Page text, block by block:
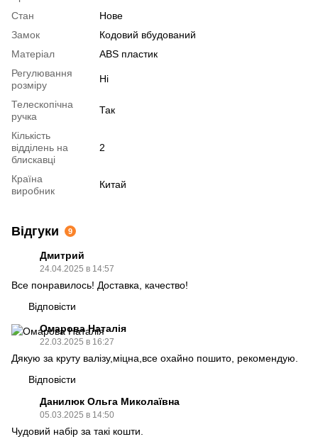
Стан
Нове
Замок
Кодовий вбудований
Матеріал
ABS пластик
Регулювання
розміру
Ні
Телескопічна
ручка
Так
Кількість
відділень на
блискавці
2
Країна
виробник
Китай
Відгуки 9
Дмитрий
24.04.2025 в 14:57
Все понравилось! Доставка, качество!
Відповісти
Омарова Наталія
22.03.2025 в 16:27
Дякую за круту валізу,міцна,все охайно пошито, рекомендую.
Відповісти
Данилюк Ольга Миколаївна
05.03.2025 в 14:50
Чудовий набір за такі кошти.